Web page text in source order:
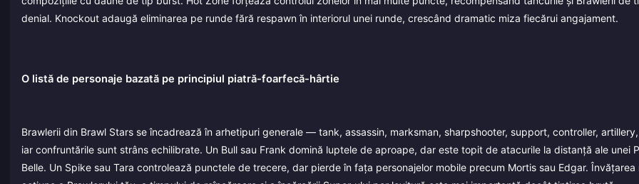
denial. Knockout adaugă eliminarea pe runde fără respawn în interiorul unei runde, crescând dramatic miza fiecărui angajament.
O listă de personaje bazată pe principiul piatră-foarfecă-hârtie
Brawlerii din Brawl Stars se încadrează în arhetipuri generale — tank, assassin, marksman, sharpshooter, support, controller,
iar confruntările sunt strâns echilibrate. Un Bull sau Frank domină luptele de aproape, dar este topit de atacurile la distanță ale unei
Belle. Un Spike sau Tara controlează punctele de trecere, dar pierde în fața personajelor mobile precum Mortis sau Edgar. Învățarea